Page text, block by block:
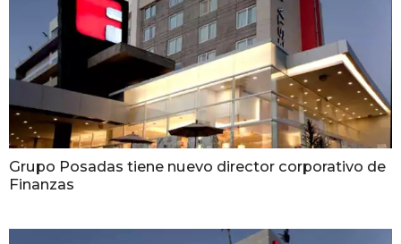
Grupo Posadas tiene nuevo director corporativo de
Finanzas